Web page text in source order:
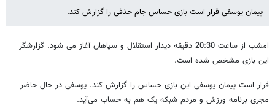
پیمان یوسفی قرار است بازی حساس جام حذفی را گزارش کند.
امشب از ساعت 20:30 دقیقه دیدار استقلال و سپاهان آغاز می شود. گزارشگر
این بازی مشخص شده است.
قرار است پیمان یوسفی این بازی حساس را گزارش کند. یوسفی در حال حاضر
مجری برنامه ورزش و مردم شبکه یک هم به حساب می‌آید.